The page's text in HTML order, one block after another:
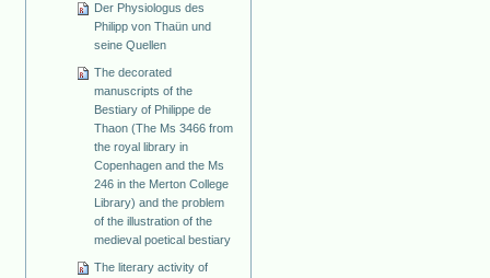
Der Physiologus des
Philipp von Thaün und
seine Quellen
The decorated
manuscripts of the
Bestiary of Philippe de
Thaon (The Ms 3466 from
the royal library in
Copenhagen and the Ms
246 in the Merton College
Library) and the problem
of the illustration of the
medieval poetical bestiary
The literary activity of